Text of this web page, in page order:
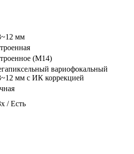
мм
(М14)
вариофокальный
мм c ИК коррекцией
/ Есть